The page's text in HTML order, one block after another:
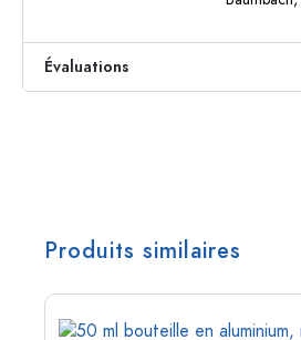
Évaluations
Produits similaires